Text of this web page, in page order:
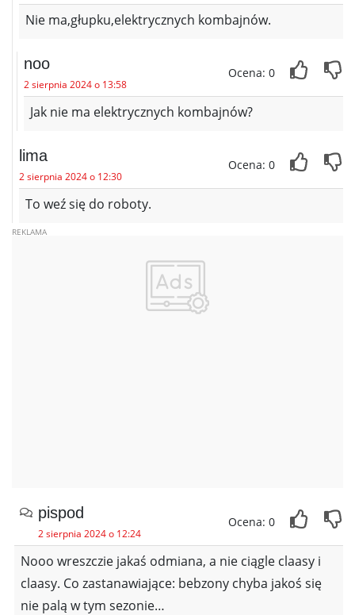
Nie ma,głupku,elektrycznych kombajnów.
noo
2 sierpnia 2024 o 13:58
Ocena: 0
Jak nie ma elektrycznych kombajnów?
lima
2 sierpnia 2024 o 12:30
Ocena: 0
To weź się do roboty.
pispod
2 sierpnia 2024 o 12:24
Ocena: 0
Nooo wreszczie jakaś odmiana, a nie ciągle claasy i
claasy. Co zastanawiające: bebzony chyba jakoś się
nie palą w tym sezonie…